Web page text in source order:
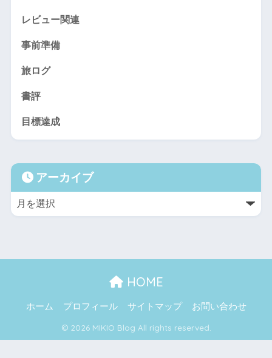
レビュー関連
事前準備
旅ログ
書評
目標達成
アーカイブ
HOME
ホーム プロフィール サイトマップ お問い合わせ
© 2026 MIKIO Blog All rights reserved.